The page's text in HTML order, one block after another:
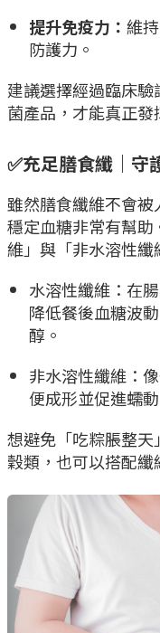
提升免疫力： 維
防護力。
建議選擇經過臨床
菌產品，才能真正發
✅充足膳食纖｜守
雖然膳食纖維不會被
穩定血糖非常有幫
維」與「非水溶性纖
水溶性纖維：在
降低餐後血糖波
醇。
非水溶性纖維：
便成形並促進蠕
想避免「吃粽脹整
穀類，也可以搭配纖